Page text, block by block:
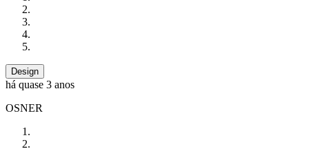
Design
há quase 3 anos
OSNER